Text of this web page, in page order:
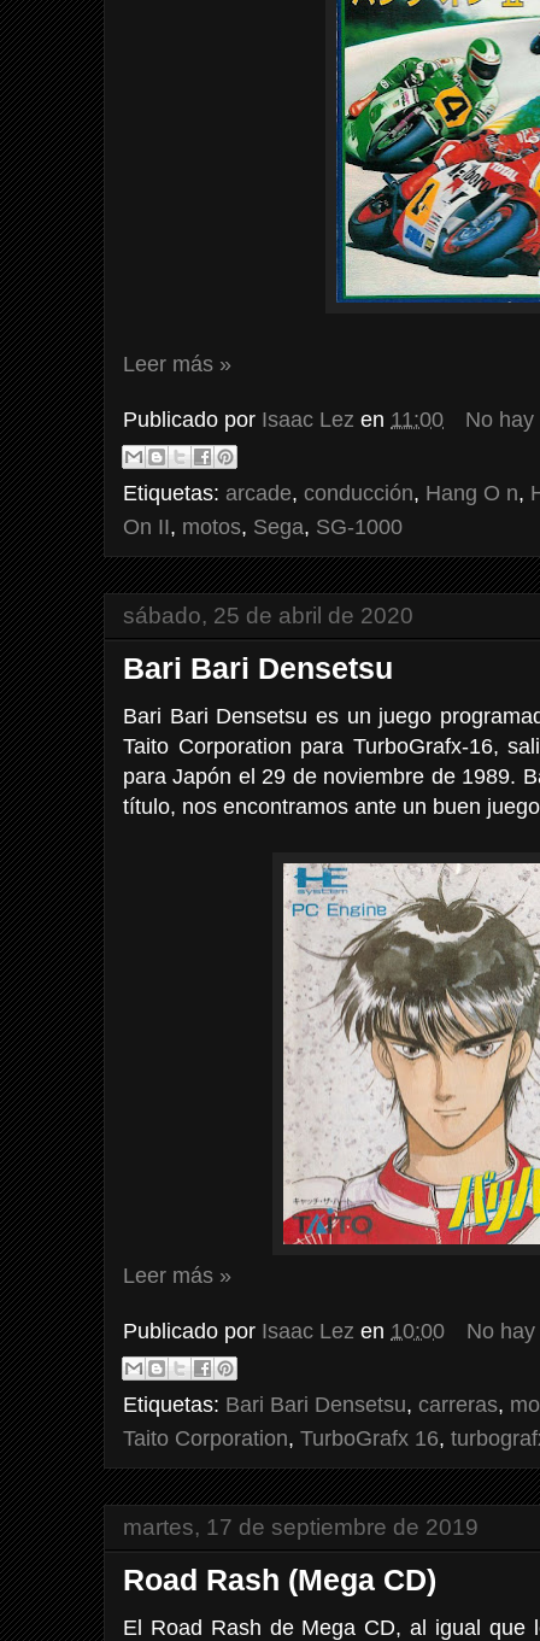
Leer más »
Publicado por Isaac Lez en 11:00 No
Etiquetas: arcade, conducción, Hang O n,
On II, motos, Sega, SG-1000
sábado, 25 de abril de 2020
Bari Bari Densetsu
Bari Bari Densetsu es un juego
Taito Corporation para TurboGrafx-16,
para Japón el 29 de noviembre de 1989.
título, nos encontramos ante un buen
Leer más »
Publicado por Isaac Lez en 10:00 No
Etiquetas: Bari Bari Densetsu, carreras,
Taito Corporation, TurboGrafx 16,
martes, 17 de septiembre de 2019
Road Rash (Mega CD)
El Road Rash de Mega CD, al igual que